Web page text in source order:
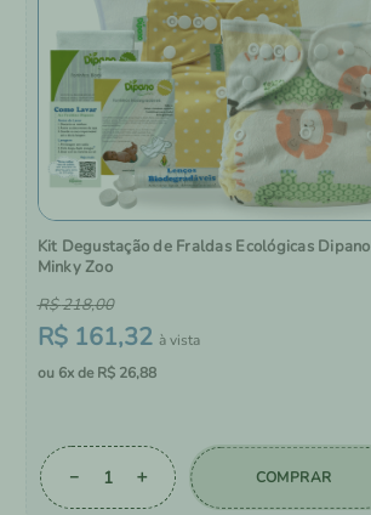
Kit Degustação de Fraldas Ecológicas Dipano
Minky Zoo
R$ 161,32
R$218,00
6 R$ 26,88
＋
－ COMPRAR